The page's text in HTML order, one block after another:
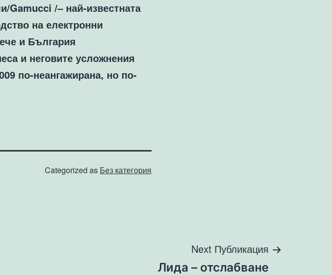
Gamucci /– най-известната
на електронни
и България
и неговите усложнения
по-неангажирана, но по-
Categorized as Без категория
Next Публикация
Лида – отслабване